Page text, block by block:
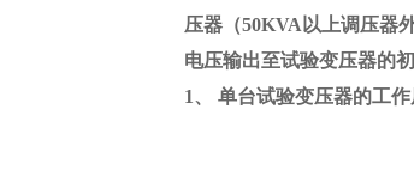
压器（50KVA 以上调压器
电压输出至试验变压器的
1、 单台试验变压器的工作